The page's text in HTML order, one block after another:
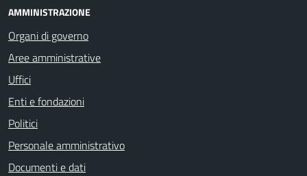
AMMINISTRAZIONE
Organi di governo
Aree amministrative
Uffici
Enti e fondazioni
Politici
Personale amministrativo
Documenti e dati